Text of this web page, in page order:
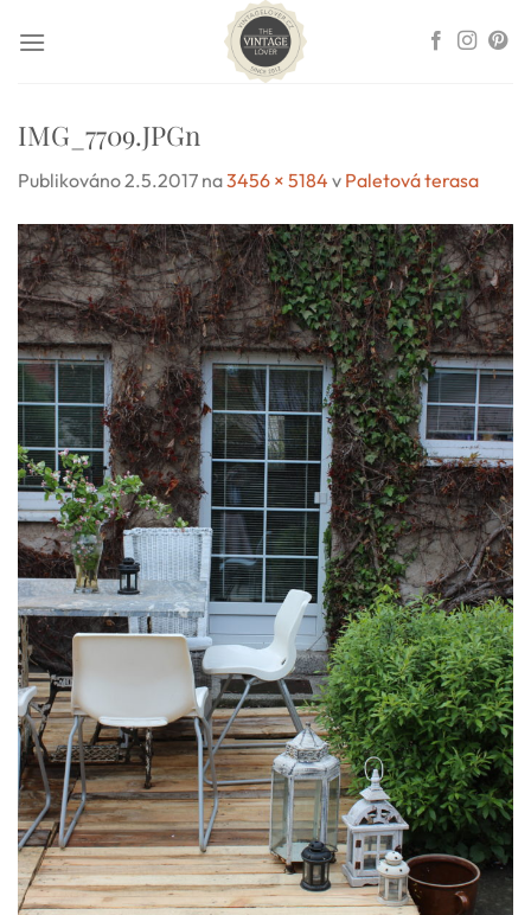
IMG_7709.JPGn
Publikováno2.5.2017 na3456 × 5184 v Paletová terasa